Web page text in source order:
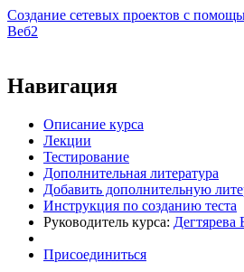
Создание сетевых проектов с
Веб2
Навигация
Описание курса
Лекции
Тестирование
Дополнительная литература
Добавить дополнительную
Инструкция по созданию теста
Руководитель курса: Дегтярева
Присоединиться